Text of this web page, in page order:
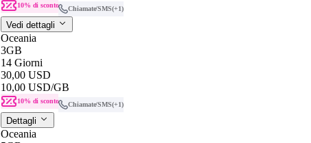
10% di sconto Chiamate/SMS(+1)
Vedi dettagli
Oceania
3GB
14 Giorni
30,00 USD
10,00 USD/GB
10% di sconto Chiamate/SMS(+1)
Dettagli
Oceania